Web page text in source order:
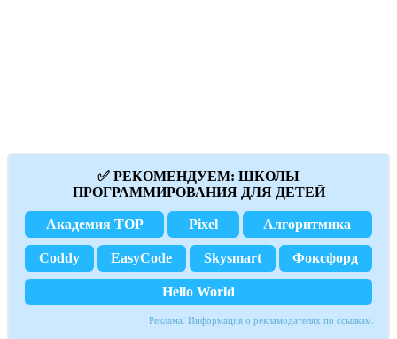
✅ РЕКОМЕНДУЕМ: ШКОЛЫ
ПРОГРАММИРОВАНИЯ ДЛЯ ДЕТЕЙ
Академия TOP Pixel Алгоритмика
Coddy EasyCode Skysmart Фоксфорд
Hello World
Реклама. Информация о рекламодателях по ссылкам.